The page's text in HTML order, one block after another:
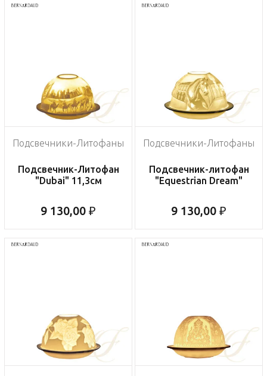
Подсвечники-Литофаны
Подсвечник-Литофан
"Dubai" 11,3см
9 130,00 ₽
Подсвечники-Литофаны
Подсвечник-литофан
"Equestrian Dream"
9 130,00 ₽